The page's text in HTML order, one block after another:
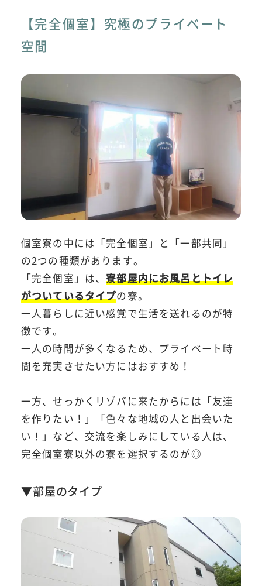
【完全個室】究極のプライベート
空間
個室寮の中には「完全個室」と「一部共同」
の2つの種類があります。
「完全個室」は、寮部屋内にお風呂とトイレ
がついているタイプの寮。
一人暮らしに近い感覚で生活を送れるのが特
徴です。
一人の時間が多くなるため、プライベート時
間を充実させたい方にはおすすめ！
一方、せっかくリゾバに来たからには「友達
を作りたい！」「色々な地域の人と出会いた
い！」など、交流を楽しみにしている人は、
完全個室寮以外の寮を選択するのが◎
▼部屋のタイプ